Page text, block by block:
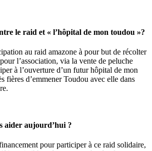
le raid et « l’hôpital de mon toudou »?
au raid amazone à pour but de récolter
l’association, via la vente de peluche
à l’ouverture d’un futur hôpital de mon
fières d’emmener Toudou avec elle dans
aider aujourd’hui ?
pour participer à ce raid solidaire,